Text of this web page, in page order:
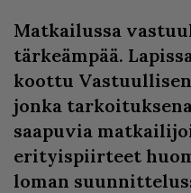
Matkailussa
tärkeämpää.
koottu
jonka
saapuvia
erityispiirteet
loman